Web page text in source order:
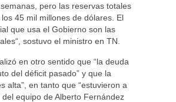
pero las reservas totales
45 mil millones de dólares. El
que usa el Gobierno son las
sostuvo el ministro en TN.
en otro sentido que “la deuda
del déficit pasado” y que la
alta”, en tanto que “estuvieron a
del equipo de Alberto Fernández